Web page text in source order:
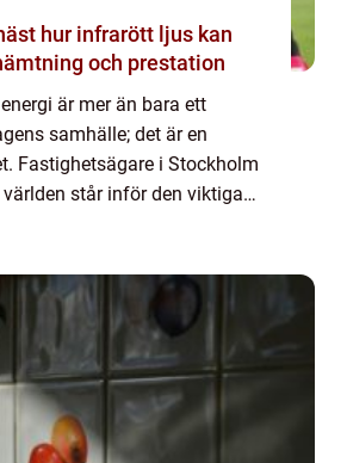
ljus kan
och prestation
är mer än bara ett
samhälle; det är en
Fastighetsägare i Stockholm
står inför den viktiga